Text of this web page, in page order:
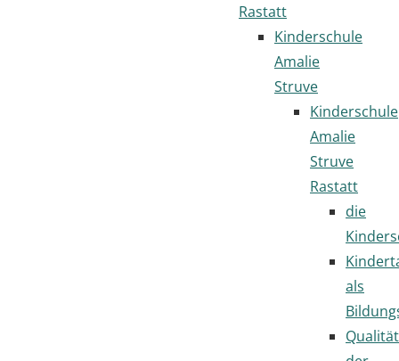
Rastatt
Kinderschule
Amalie
Struve
Kinderschule
Amalie
Struve
Rastatt
die
als
Qualität